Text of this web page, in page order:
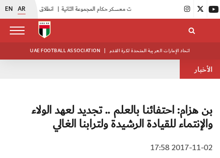
EN AR انطلاق منافسات بطولة النخبة لحرس الرئاسة |
UAE FOOTBALL ASSOCIATION | اتحاد الإمارات العربية المتحدة لكرة القدم
الأخبار
بن هزام: احتفائنا بالعلم .. تجديد لعهد الولاء
والإنتماء للقيادة الرشيدة ولترابنا الغالي
2017-11-02 17:58